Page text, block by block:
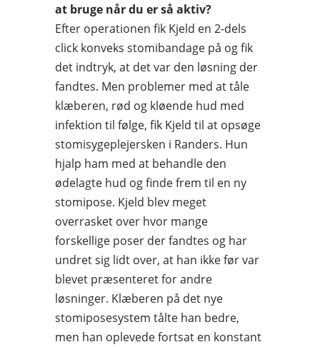
at bruge når du er så aktiv?
Efter operationen fik Kjeld en 2-dels
click konveks stomibandage på og fik
det indtryk, at det var den løsning der
fandtes. Men problemer med at tåle
klæberen, rød og kløende hud med
infektion til følge, fik Kjeld til at opsøge
stomisygeplejersken i Randers. Hun
hjalp ham med at behandle den
ødelagte hud og finde frem til en ny
stomipose. Kjeld blev meget
overrasket over hvor mange
forskellige poser der fandtes og har
undret sig lidt over, at han ikke før var
blevet præsenteret for andre
løsninger. Klæberen på det nye
stomiposesystem tålte han bedre,
men han oplevede fortsat en konstant